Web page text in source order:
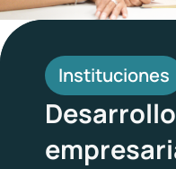
Instituciones